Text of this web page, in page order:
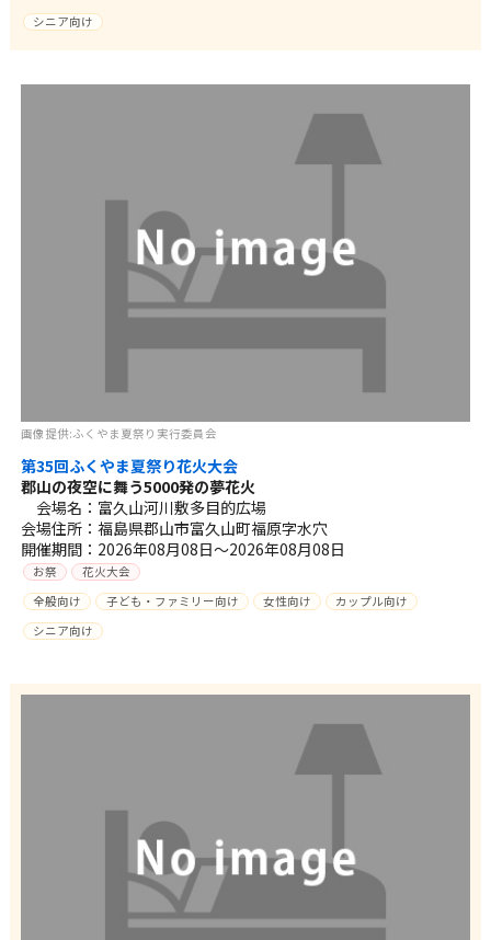
シニア向け
画像提供:ふくやま夏祭り実行委員会
第35回ふくやま夏祭り花火大会
郡山の夜空に舞う5000発の夢花火
会場名：富久山河川敷多目的広場
会場住所：福島県郡山市富久山町福原字水穴
開催期間：2026年08月08日～2026年08月08日
お祭
花火大会
全般向け
子ども・ファミリー向け 女性向け
カップル向け
シニア向け